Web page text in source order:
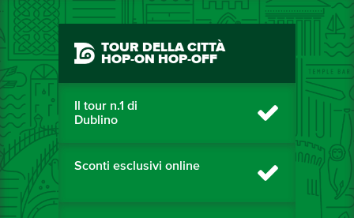
TOUR DELLA CITTÀ
HOP-ON HOP-OFF
Il tour n.1 di
Dublino
Sconti esclusivi online